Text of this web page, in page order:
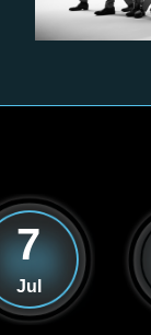
7
Jul